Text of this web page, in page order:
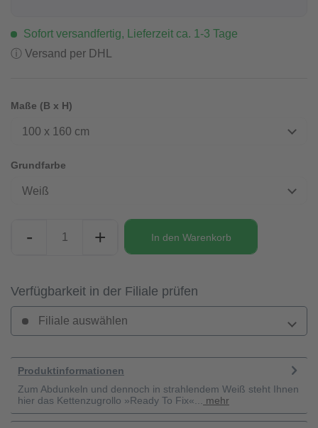
Sofort versandfertig, Lieferzeit ca. 1-3 Tage
ⓘ Versand per DHL
Maße (B x H)
100 x 160 cm
Grundfarbe
Weiß
- + In den Warenkorb
Verfügbarkeit in der Filiale prüfen
Filiale auswählen
Produktinformationen
Zum Abdunkeln und dennoch in strahlendem Weiß steht Ihnen
hier das Kettenzugrollo »Ready To Fix«...
mehr